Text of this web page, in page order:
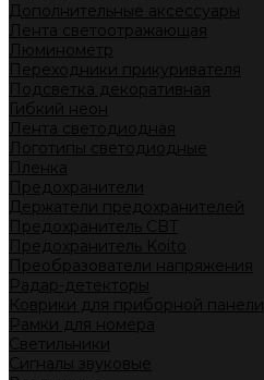
Дополнительные аксессуары
Лента светоотражающая
Люминометр
Переходники прикуривателя
Подсветка декоративная
Гибкий неон
Лента светодиодная
Логотипы светодиодные
Пленка
Предохранители
Держатели предохранителей
Предохранитель CBT
Предохранитель Koito
Преобразователи напряжения
Радар-детекторы
Коврики для приборной панели
Рамки для номера
Светильники
Сигналы звуковые